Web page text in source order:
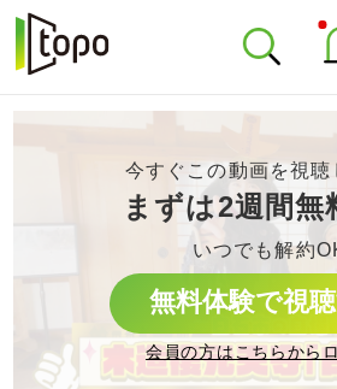
今すぐこの動画を視聴
まずは2週間無
いつでも解約
無料体験で視
会員の方はこちらから